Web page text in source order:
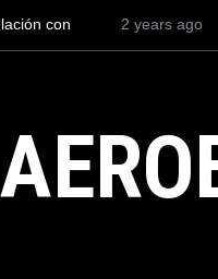
en la competencia2 years ago